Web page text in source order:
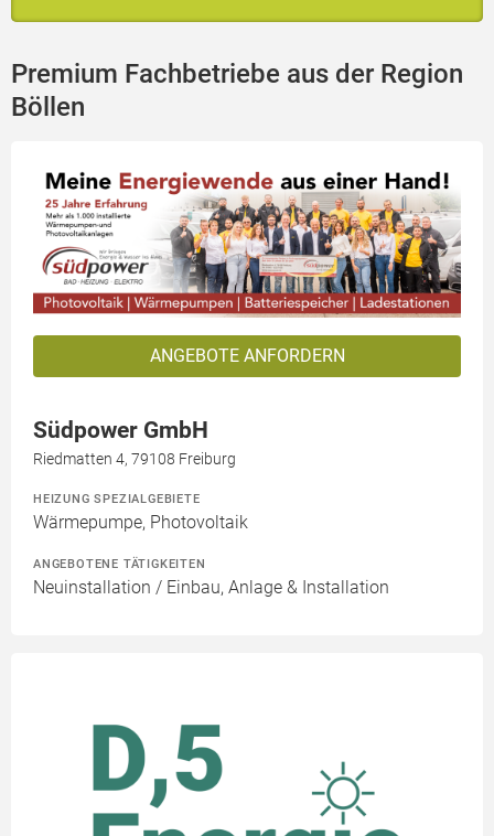
Premium Fachbetriebe aus der Region
Böllen
ANGEBOTE ANFORDERN
Südpower GmbH
Riedmatten 4, 79108 Freiburg
HEIZUNG SPEZIALGEBIETE
Wärmepumpe, Photovoltaik
ANGEBOTENE TÄTIGKEITEN
Neuinstallation / Einbau, Anlage & Installation